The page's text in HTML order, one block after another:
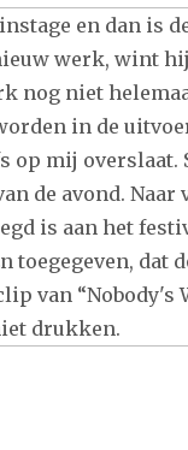
en dan is
werk, wint
nog niet
in de
op mij overslaat.
de avond.
is aan het
toegegeven, dat
van “Nobody's
drukken.